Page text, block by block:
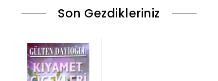
Son Gezdikleriniz